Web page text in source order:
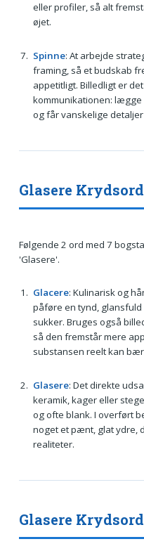
eller profiler, så alt
øjet.
Spinne: At arbejde
framing, så et budskab
appetitligt. Billedligt er
kommunikationen: lægge
og får vanskelige
Glasere
Følgende 2 ord med 7
'Glasere'.
Glacere: Kulinarisk og
påføre en tynd,
sukker. Bruges også
så den fremstår mere
substansen reelt kan
Glasere: Det direkte
keramik, kager eller
og ofte blank. I overført
noget et pænt, glat ydre,
realiteter.
Glasere